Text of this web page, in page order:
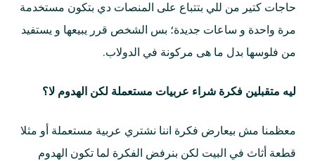
حاجات كتير من للي بتتباع على المنصات دي بتكون مستخدمة
مرة واحدة و ساعات جديدة؛ بس الشخص قرر يبيعها و يستفيد
من فلوسها بدل ما هى مركونة في الدولاب.
ليه متقبلين فكرة شراء عربيات مستعملة لكن الهدوم لا؟
معظمنا مش بيعارض فكرة اننا نشتري عربية مستعملة أو مثلا
قطعة أثاث في البيت لكن بنرفض الفكرة لما تكون الهدوم